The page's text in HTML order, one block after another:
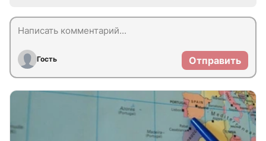
Гость Отправить